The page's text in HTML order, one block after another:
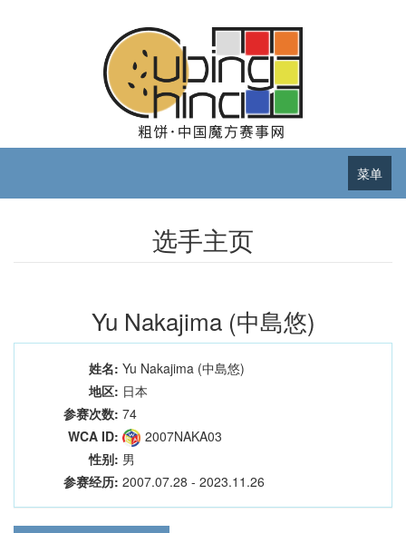
菜单
选手主页
Yu Nakajima (中島悠)
姓名: Yu Nakajima (中島悠)
地区: 日本
参赛次数: 74
WCA ID:
2007NAKA03
性别: 男
参赛经历: 2007.07.28 - 2023.11.26